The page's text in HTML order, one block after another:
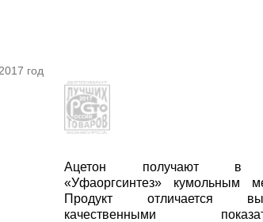
год
Ацетон получают
«Уфаоргсинтез» кумольным
Продукт отличается
качественными